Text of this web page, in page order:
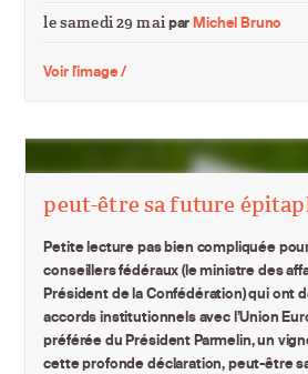
le samedi 29 maiparMichel Bruno
Voir l'image /
peut-être sa future
Petite lecture pas bien compliquée
conseillers fédéraux (le ministre des
Président de la Confédération) qui ont
accords institutionnels avec l’Union
préférée du Président Parmelin, un
cette profonde déclaration, peut-être